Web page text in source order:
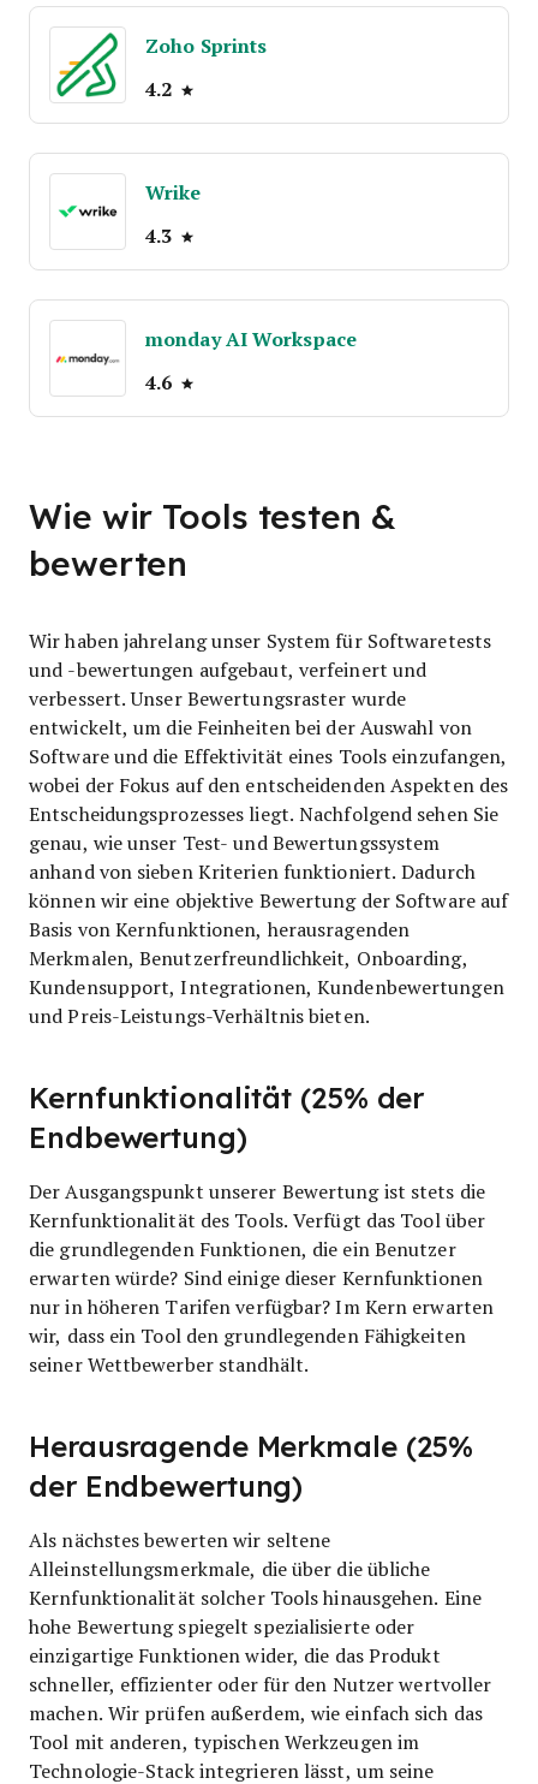
Zoho Sprints
4.2
Wrike
4.3
monday AI Workspace
4.6
Wie wir Tools testen &
bewerten
Wir haben jahrelang unser System für Softwaretests
und -bewertungen aufgebaut, verfeinert und
verbessert. Unser Bewertungsraster wurde
entwickelt, um die Feinheiten bei der Auswahl von
Software und die Effektivität eines Tools einzufangen,
wobei der Fokus auf den entscheidenden Aspekten des
Entscheidungsprozesses liegt. Nachfolgend sehen Sie
genau, wie unser Test- und Bewertungssystem
anhand von sieben Kriterien funktioniert. Dadurch
können wir eine objektive Bewertung der Software auf
Basis von Kernfunktionen, herausragenden
Merkmalen, Benutzerfreundlichkeit, Onboarding,
Kundensupport, Integrationen, Kundenbewertungen
und Preis-Leistungs-Verhältnis bieten.
Kernfunktionalität (25% der
Endbewertung)
Der Ausgangspunkt unserer Bewertung ist stets die
Kernfunktionalität des Tools. Verfügt das Tool über
die grundlegenden Funktionen, die ein Benutzer
erwarten würde? Sind einige dieser Kernfunktionen
nur in höheren Tarifen verfügbar? Im Kern erwarten
wir, dass ein Tool den grundlegenden Fähigkeiten
seiner Wettbewerber standhält.
Herausragende Merkmale (25%
der Endbewertung)
Als nächstes bewerten wir seltene
Alleinstellungsmerkmale, die über die übliche
Kernfunktionalität solcher Tools hinausgehen. Eine
hohe Bewertung spiegelt spezialisierte oder
einzigartige Funktionen wider, die das Produkt
schneller, effizienter oder für den Nutzer wertvoller
machen. Wir prüfen außerdem, wie einfach sich das
Tool mit anderen, typischen Werkzeugen im
Technologie-Stack integrieren lässt, um seine